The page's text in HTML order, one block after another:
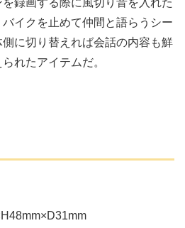
録画する際に風切り音を入れた
イクを止めて仲間と語らうシー
に切り替えれば会話の内容も鮮
れたアイテムだ。